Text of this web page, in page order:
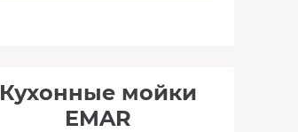
Кухонные мойки
EMAR